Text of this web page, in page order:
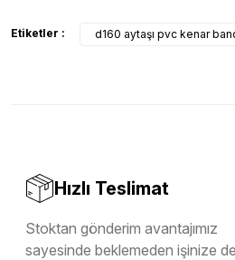
Etiketler : d160 aytaşı pvc kenar
Hızlı Teslimat
Stoktan gönderim avantajımız
sayesinde beklemeden işinize